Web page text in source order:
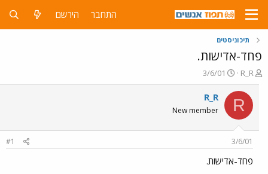
התחבר הירשם
תיכוניסטים
פחד-אדישות.
פ
ו
ת
ח
ה
ש
א
R_R
פ
ו
ס
ם
ר
3/6/01
R
R_R
New member
3/6/01
#1
פחד-אדישות.